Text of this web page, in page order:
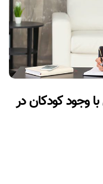
با وجود کودکان در